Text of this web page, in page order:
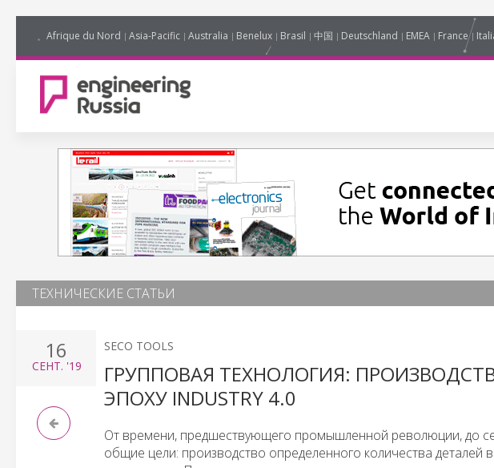
Afrique du Nord Asia-Pacific Australia Benelux Brasil 中国 Deutschland EMEA France
ТЕХНИЧЕСКИЕ СТАТЬИ
16
СЕНТ. '19
SECO TOOLS
ГРУППОВАЯ ТЕХНОЛОГИЯ:
ЭПОХУ INDUSTRY 4.0
От времени, предшествующего промышленной революции, до
общие цели: производство определенного количества деталей